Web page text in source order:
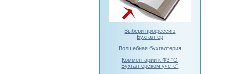
Выбери профессию
Бухгалтер
Волшебная бухгалтерия
Комментарии к ФЗ "О
Бухгалтерском учете"